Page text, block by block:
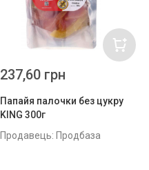
Папайя палочки без цукру
KING 300г
Продавець: Продбаза
237,60 грн